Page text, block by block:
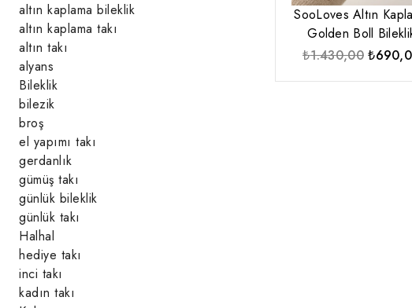
SooLoves Altın
Golden Boll
₺1.430,00 Orijinal
₺
altın kaplama bileklik
altın kaplama takı
altın takı
alyans
Bileklik
bilezik
broş
el yapımı takı
gerdanlık
gümüş takı
günlük bileklik
günlük takı
Halhal
hediye takı
inci takı
kadın takı